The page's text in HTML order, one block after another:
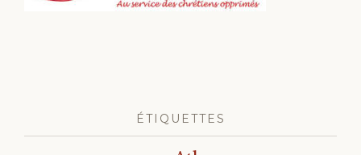
ÉTIQUETTES